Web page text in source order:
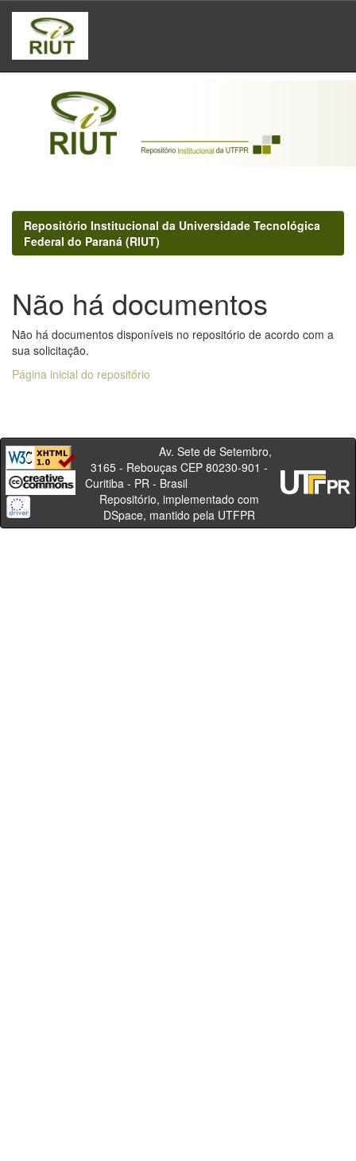
Skip
navigation
Repositório Institucional da Universidade Tecnológica
Federal do Paraná (RIUT)
Não há documentos
Não há documentos disponíveis no repositório de acordo com a
sua solicitação.
Página inicial do repositório
Av. Sete de Setembro,
3165 - Rebouças CEP 80230-901 -
Curitiba - PR - Brasil
Repositório, implementado com
DSpace, mantido pela UTFPR